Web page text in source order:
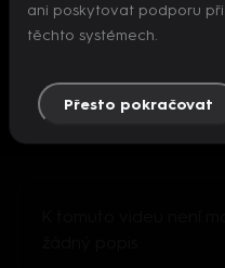
Nepodařilo se
ani poskytovat podporu
těchto systémech.
Přesto pokračovat